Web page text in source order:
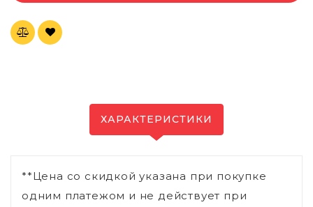
ХАРАКТЕРИСТИКИ
**Цена со скидкой указана при покупке
одним платежом и не действует при